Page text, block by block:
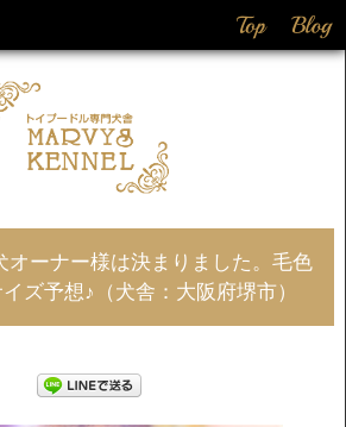
オーナー様は決まりました。毛色
ズ予想♪（犬舎：大阪府堺市）